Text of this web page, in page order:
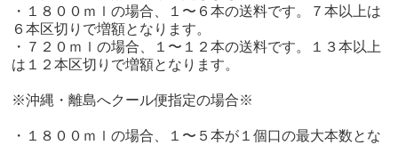
・１８００ｍｌの場合、１〜６本の送料です。７本以上は
６本区切りで増額となります。
・７２０ｍｌの場合、１〜１２本の送料です。１３本以上
は１２本区切りで増額となります。
※沖縄・離島へクール便指定の場合※
・１８００ｍｌの場合、１〜５本が１個口の最大本数とな